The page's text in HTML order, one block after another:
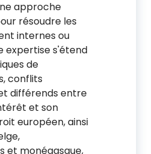
approche
résoudre les
internes ou
expertise s'étend
de
conflits
différends entre
et son
européen, ainsi
et monégasque,